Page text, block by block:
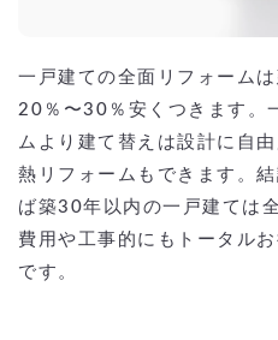
一戸建ての全面リフォーム
20％〜30％安くつきます。
ムより建て替えは設計に自
熱リフォームもできます。
ば築30年以内の一戸建ては
費用や工事的にもトータル
です。